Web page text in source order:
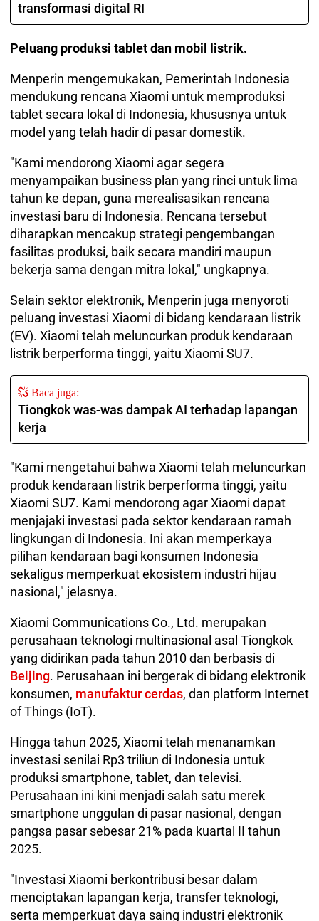
transformasi digital RI
Peluang produksi tablet dan mobil listrik.
Menperin mengemukakan, Pemerintah Indonesia
mendukung rencana Xiaomi untuk memproduksi
tablet secara lokal di Indonesia, khususnya untuk
model yang telah hadir di pasar domestik.
"Kami mendorong Xiaomi agar segera
menyampaikan business plan yang rinci untuk lima
tahun ke depan, guna merealisasikan rencana
investasi baru di Indonesia. Rencana tersebut
diharapkan mencakup strategi pengembangan
fasilitas produksi, baik secara mandiri maupun
bekerja sama dengan mitra lokal," ungkapnya.
Selain sektor elektronik, Menperin juga menyoroti
peluang investasi Xiaomi di bidang kendaraan listrik
(EV). Xiaomi telah meluncurkan produk kendaraan
listrik berperforma tinggi, yaitu Xiaomi SU7.
Baca juga:
Tiongkok was-was dampak AI terhadap lapangan
kerja
"Kami mengetahui bahwa Xiaomi telah meluncurkan
produk kendaraan listrik berperforma tinggi, yaitu
Xiaomi SU7. Kami mendorong agar Xiaomi dapat
menjajaki investasi pada sektor kendaraan ramah
lingkungan di Indonesia. Ini akan memperkaya
pilihan kendaraan bagi konsumen Indonesia
sekaligus memperkuat ekosistem industri hijau
nasional," jelasnya.
Xiaomi Communications Co., Ltd. merupakan
perusahaan teknologi multinasional asal Tiongkok
yang didirikan pada tahun 2010 dan berbasis di
Beijing. Perusahaan ini bergerak di bidang elektronik
konsumen, manufaktur cerdas, dan platform Internet
of Things (IoT).
Hingga tahun 2025, Xiaomi telah menanamkan
investasi senilai Rp3 triliun di Indonesia untuk
produksi smartphone, tablet, dan televisi.
Perusahaan ini kini menjadi salah satu merek
smartphone unggulan di pasar nasional, dengan
pangsa pasar sebesar 21% pada kuartal II tahun
2025.
"Investasi Xiaomi berkontribusi besar dalam
menciptakan lapangan kerja, transfer teknologi,
serta memperkuat daya saing industri elektronik